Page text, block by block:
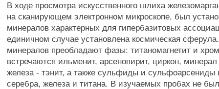
В ходе просмотра искусственного шлиха
на сканирующем электронном микроскопе, был
минералов характерных для гипербазитовых
единичном случае установлена космическая
минералов преобладают фазы: титаномагнетит и
встречаются ильменит, арсенопирит, циркон, минерал
железа - тэнит, а также сульфиды и сульфоарсениды
серебра, железа и титана. В изучаемых пробах не